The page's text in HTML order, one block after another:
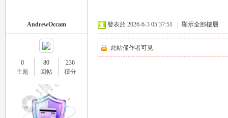
AndrewOccam
0
主題
80
回帖
236
積分
發表於 2026-6-3 05:37:51 顯示全部樓層
此帖僅作者可見